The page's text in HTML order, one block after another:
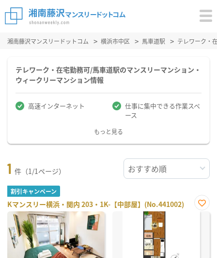
湘南藤沢マンスリードットコム 横浜市中区 馬車道駅 テレワーク・
テレワーク・在宅勤務可/馬車道駅のマンスリーマンション・
ウィークリーマンション情報
高速インターネット
仕事に集中できる作業スペ
ース
もっと見る
1 件（1/1ページ）
割引キャンペーン
Kマンスリー横浜・関内 203・1K-【中部屋】(No.441002)
お気